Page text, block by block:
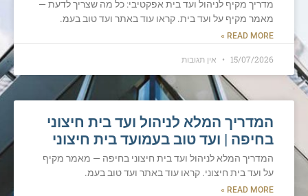
מדריך מקיף לניהול ועד בית אפקטיבי: כל מה שצריך לדעת —
מאמר מקיף על ועד בית. קראו עוד באתר ועד טוב בעמ.
READ MORE »
15/07/2026 אין תגובות
המדריך המלא לניהול ועד בית חיצוני
בחיפה | ועד טוב בעמועד בית חיצוני
המדריך המלא לניהול ועד בית חיצוני בחיפה — מאמר מקיף
על ועד בית חיצוני. קראו עוד באתר ועד טוב בעמ.
READ MORE »